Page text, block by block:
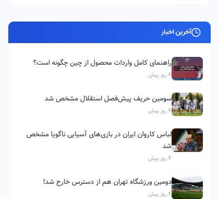
آخرین اخبار
راهنمای کامل واردات محصول از چین چگونه است؟
4 روز پیش
سومین حریف پیش‌فصل استقلال مشخص شد
4 روز پیش
لباس کاروان ایران در بازی‌های آسیایی ناگویا مشخص
شد
4 روز پیش
دومین ورزشگاه تهران هم از دسترس خارج شد!
4 روز پیش